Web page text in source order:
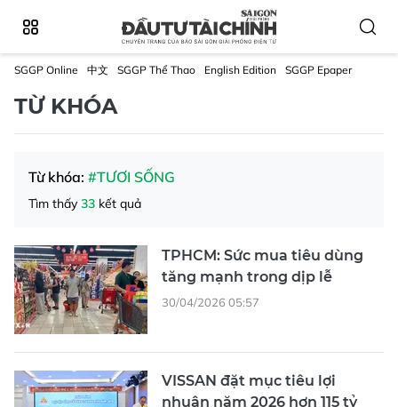
SGGP Online 中文 SGGP Thể Thao English Edition SGGP Epaper
TỪ KHÓA
Từ khóa: #TƯƠI SỐNG
Tìm thấy 33 kết quả
TPHCM: Sức mua tiêu dùng
tăng mạnh trong dịp lễ
30/04/2026 05:57
VISSAN đặt mục tiêu lợi
nhuận năm 2026 hơn 115 tỷ